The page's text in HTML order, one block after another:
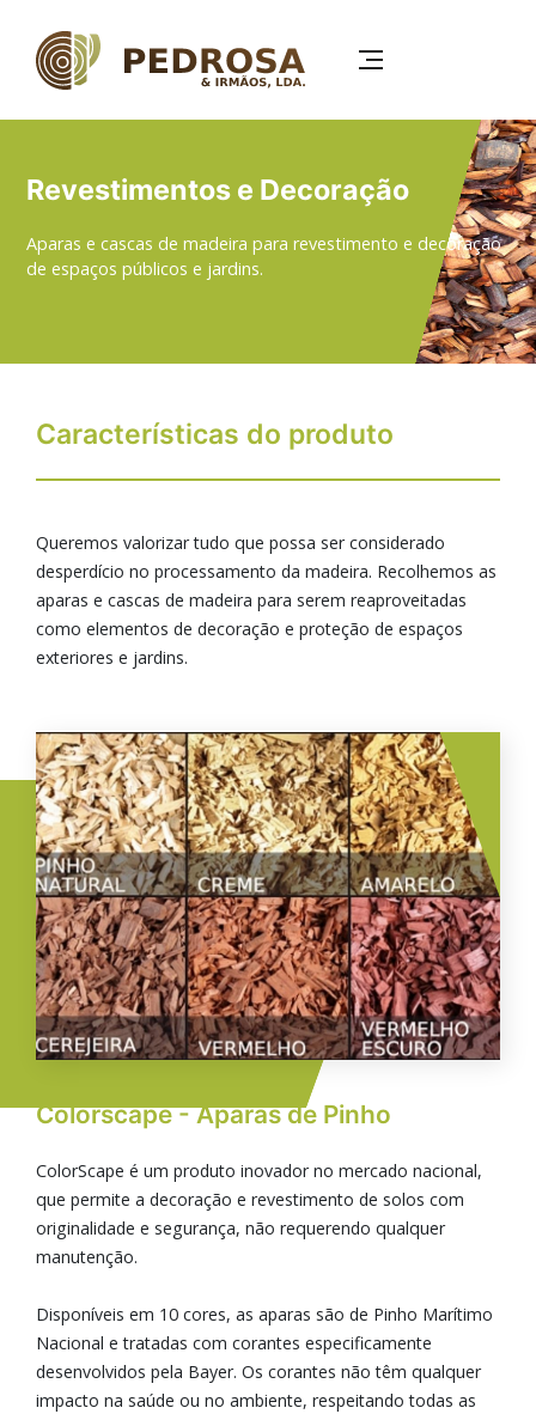
para
Revestimentos e Decoração
Aparas e cascas de madeira para revestimento e decoração
de espaços públicos e jardins.
Características do produto
Queremos valorizar tudo que possa ser considerado
desperdício no processamento da madeira. Recolhemos as
aparas e cascas de madeira para serem reaproveitadas
como elementos de decoração e proteção de espaços
exteriores e jardins.
Imagem
Colorscape - Aparas de Pinho
ColorScape é um produto inovador no mercado nacional,
que permite a decoração e revestimento de solos com
originalidade e segurança, não requerendo qualquer
manutenção.
Disponíveis em 10 cores, as aparas são de Pinho Marítimo
Nacional e tratadas com corantes especificamente
desenvolvidos pela Bayer. Os corantes não têm qualquer
impacto na saúde ou no ambiente, respeitando todas as